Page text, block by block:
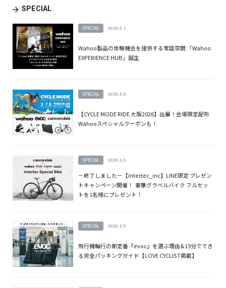
SPECIAL
SPECIAL 2026.5.1
Wahoo製品の体験機会を提供する常設空間 「Wahoo
EXPERIENCE HUB」誕生
SPECIAL 2026.3.6
【CYCLE MODE RIDE 大阪2026】出展！会場限定配布
Wahooスペシャルクーポンも！
SPECIAL 2026.3.5
－終了しました－【intertec_inc】LINE限定 プレゼン
トキャンペーン開催！ 豪華グラベルバイク フルセッ
トを1名様にプレゼント！
SPECIAL 2026.2.9
飛行機輪行の新定番『evoc』を選ぶ理由&15分ででき
る完全パッキングガイド【LOVE CYCLIST掲載】